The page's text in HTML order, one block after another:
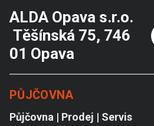
ALDA Opava s.r.o.
Těšínská 75, 746
01 Opava
PŮJČOVNA
Půjčovna | Prodej | Servis